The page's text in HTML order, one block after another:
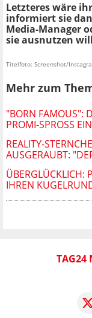
Letzteres wäre
informiert sie
Media-Manager
sie ausnutzen
Titelfoto: Screenshot/
Mehr zum
"BORN FAMOUS":
PROMI-SPROSS
REALITY-
AUSGERAUBT:
ÜBERGLÜCKLICH:
IHREN
TAG24